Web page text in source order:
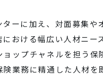
ーに加え、対面募集
おける幅広い人材ニー
ップチャネルを担う
業務に精通した人材